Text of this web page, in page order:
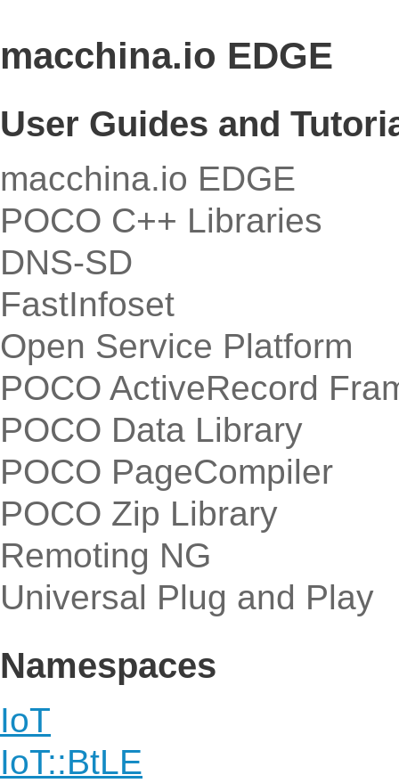
macchina.io EDGE
User Guides and
macchina.io EDGE
POCO C++ Libraries
DNS-SD
FastInfoset
Open Service Platform
POCO ActiveRecord
POCO Data Library
POCO PageCompiler
POCO Zip Library
Remoting NG
Universal Plug and Play
Namespaces
IoT
IoT::BtLE